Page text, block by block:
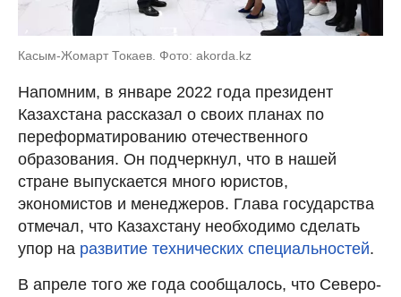
Касым-Жомарт Токаев. Фото: akorda.kz
Напомним, в январе 2022 года президент
Казахстана рассказал о своих планах по
переформатированию отечественного
образования. Он подчеркнул, что в нашей
стране выпускается много юристов,
экономистов и менеджеров. Глава государства
отмечал, что Казахстану необходимо сделать
упор на развитие технических специальностей.
В апреле того же года сообщалось, что Северо-